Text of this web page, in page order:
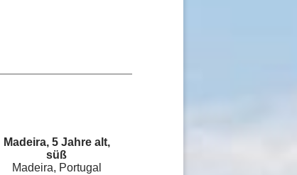
Madeira, 5 Jahre alt,
süß
Madeira, Portugal